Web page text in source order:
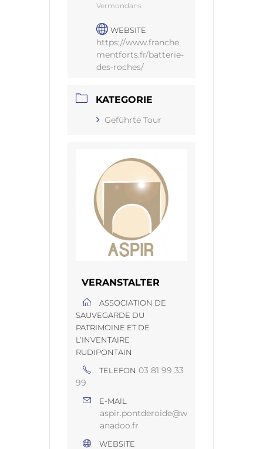
Vermondans
WEBSITE
https://www.franche
mentforts.fr/batterie-
des-roches/
KATEGORIE
Geführte Tour
VERANSTALTER
ASSOCIATION DE
SAUVEGARDE DU
PATRIMOINE ET DE
L’INVENTAIRE
RUDIPONTAIN
TELEFON 03 81 99 33
99
E-MAIL
aspir.pontderoide@w
anadoo.fr
WEBSITE